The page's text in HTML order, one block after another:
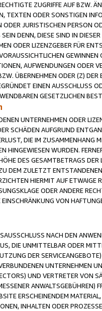
ZUGRIFFE AUF BZW.
TEXTEN ODER SONSTIGEN
ODER JURISTISCHEN PERSON
DENN, DIESE SIND IN
ODER LIZENZGEBER FÜR
AUFWENDUNGEN ODER
ÜBERNEHMEN ODER (Z)
EINEN AUSSCHLUSS
GESETZLICHEN
UNTERNEHMEN ODER
SCHÄDEN AUFGRUND
DIE IM ZUSAMMENHANG
HINGEWIESEN WURDEN.
DES GESAMTBETRAGS
DEM ZULETZT
HIERMIT AUF
ODER ANDERE
VON
NACH DEN
DIE UNMITTELBAR ODER
DER
UNTERNEHMEN
UND VERTRETER VON
ERSCHEINENDEM
INHALTEN ODER